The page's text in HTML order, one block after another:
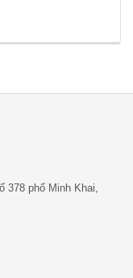
378 phố Minh Khai,